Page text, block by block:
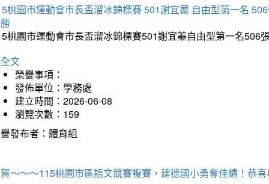
桃園市運動會市長盃溜冰錦標賽 501謝宜蓁 自由型第一名
桃園市運動會市長盃溜冰錦標賽501謝宜蓁自由型第一名
文
榮譽事項：
發佈單位：學務處
建立時間：2026-06-08
瀏覽次數：159
發布者：體育組
～～～115桃園市區語文競賽複賽，建德國小勇奪佳績！恭